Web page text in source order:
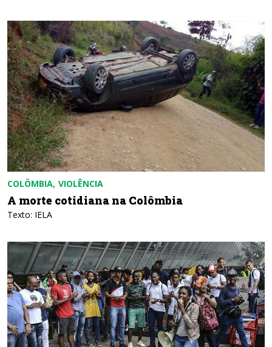
COLÔMBIA VIOLÊNCIA
A morte cotidiana na Colômbia
Texto: IELA